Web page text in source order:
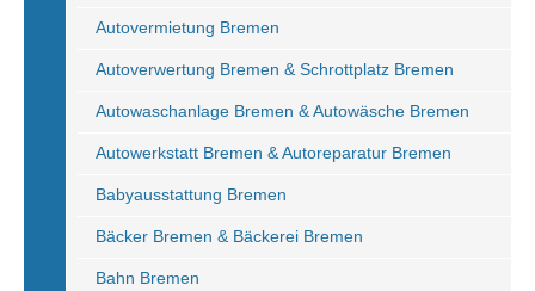
Autovermietung Bremen
Autoverwertung Bremen & Schrottplatz Bremen
Autowaschanlage Bremen & Autowäsche Bremen
Autowerkstatt Bremen & Autoreparatur Bremen
Babyausstattung Bremen
Bäcker Bremen & Bäckerei Bremen
Bahn Bremen